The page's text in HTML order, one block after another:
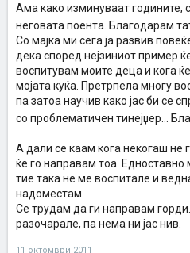
Ама како изминуваат годините,
неговата поента. Благодарам
Со мајка ми сега ја развив
дека според нејзиниот пример
воспитувам моите деца и кога
мојата куќа. Претрпела многу
па затоа научив како јас би се
со проблематичен тинејџер...
А дали се каам кога некогаш не
ќе го направам тоа. Едноставно
тие така не ме воспитале и
надоместам.
Се трудам да ги направам
разочарале, па нема ни јас нив.
11 октомври 2011